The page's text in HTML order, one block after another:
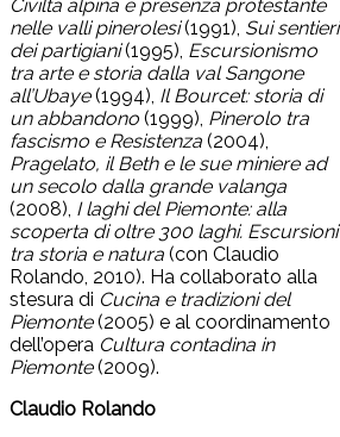
Civiltà alpina e presenza protestante
nelle valli pinerolesi(1991), Sui sentieri
dei partigiani(1995), Escursionismo
tra arte e storia dalla val Sangone
all’Ubaye(1994), Il Bourcet: storia di
un abbandono (1999), Pinerolo tra
fascismo e Resistenza (2004),
Pragelato, il Beth e le sue miniere ad
un secolo dalla grande valanga
(2008), I laghi del Piemonte: alla
scoperta di oltre 300 laghi. Escursioni
tra storia e natura (con Claudio
Rolando, 2010). Ha collaborato alla
stesura di Cucina e tradizioni del
Piemonte(2005) e al coordinamento
dell’opera Cultura contadina in
Piemonte(2009).
Claudio Rolando